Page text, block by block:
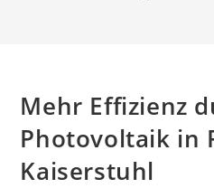
Mehr Effizienz
Photovoltaik in
Kaiserstuhl